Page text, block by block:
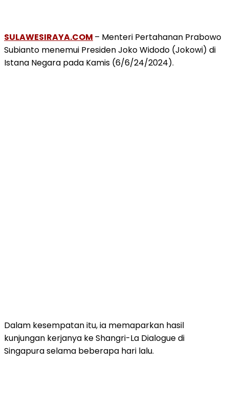
SULAWESIRAYA.COM – Menteri Pertahanan Prabowo
Subianto menemui Presiden Joko Widodo (Jokowi) di
Istana Negara pada Kamis (6/6/24/2024).
Dalam kesempatan itu, ia memaparkan hasil
kunjungan kerjanya ke Shangri-La Dialogue di
Singapura selama beberapa hari lalu.